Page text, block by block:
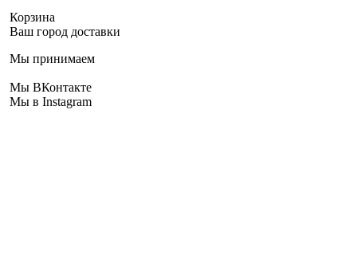
Корзина
Ваш город доставки
Мы принимаем
Мы ВКонтакте
Мы в Instagram